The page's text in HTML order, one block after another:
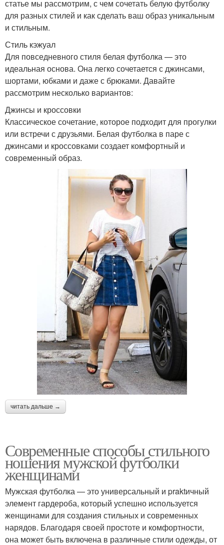
статье мы рассмотрим, с чем сочетать белую футболку
для разных стилей и как сделать ваш образ уникальным
и стильным.
Стиль кэжуал
Для повседневного стиля белая футболка — это
идеальная основа. Она легко сочетается с джинсами,
шортами, юбками и даже с брюками. Давайте
рассмотрим несколько вариантов:
Джинсы и кроссовки
Классическое сочетание, которое подходит для прогулки
или встречи с друзьями. Белая футболка в паре с
джинсами и кроссовками создает комфортный и
современный образ.
читать дальше →
Современные способы стильного
ношения мужской футболки
женщинами
Мужская футболка — это универсальный и praktичный
элемент гардероба, который успешно используется
женщинами для создания стильных и современных
нарядов. Благодаря своей простоте и комфортности,
она может быть включена в различные стили одежды, от